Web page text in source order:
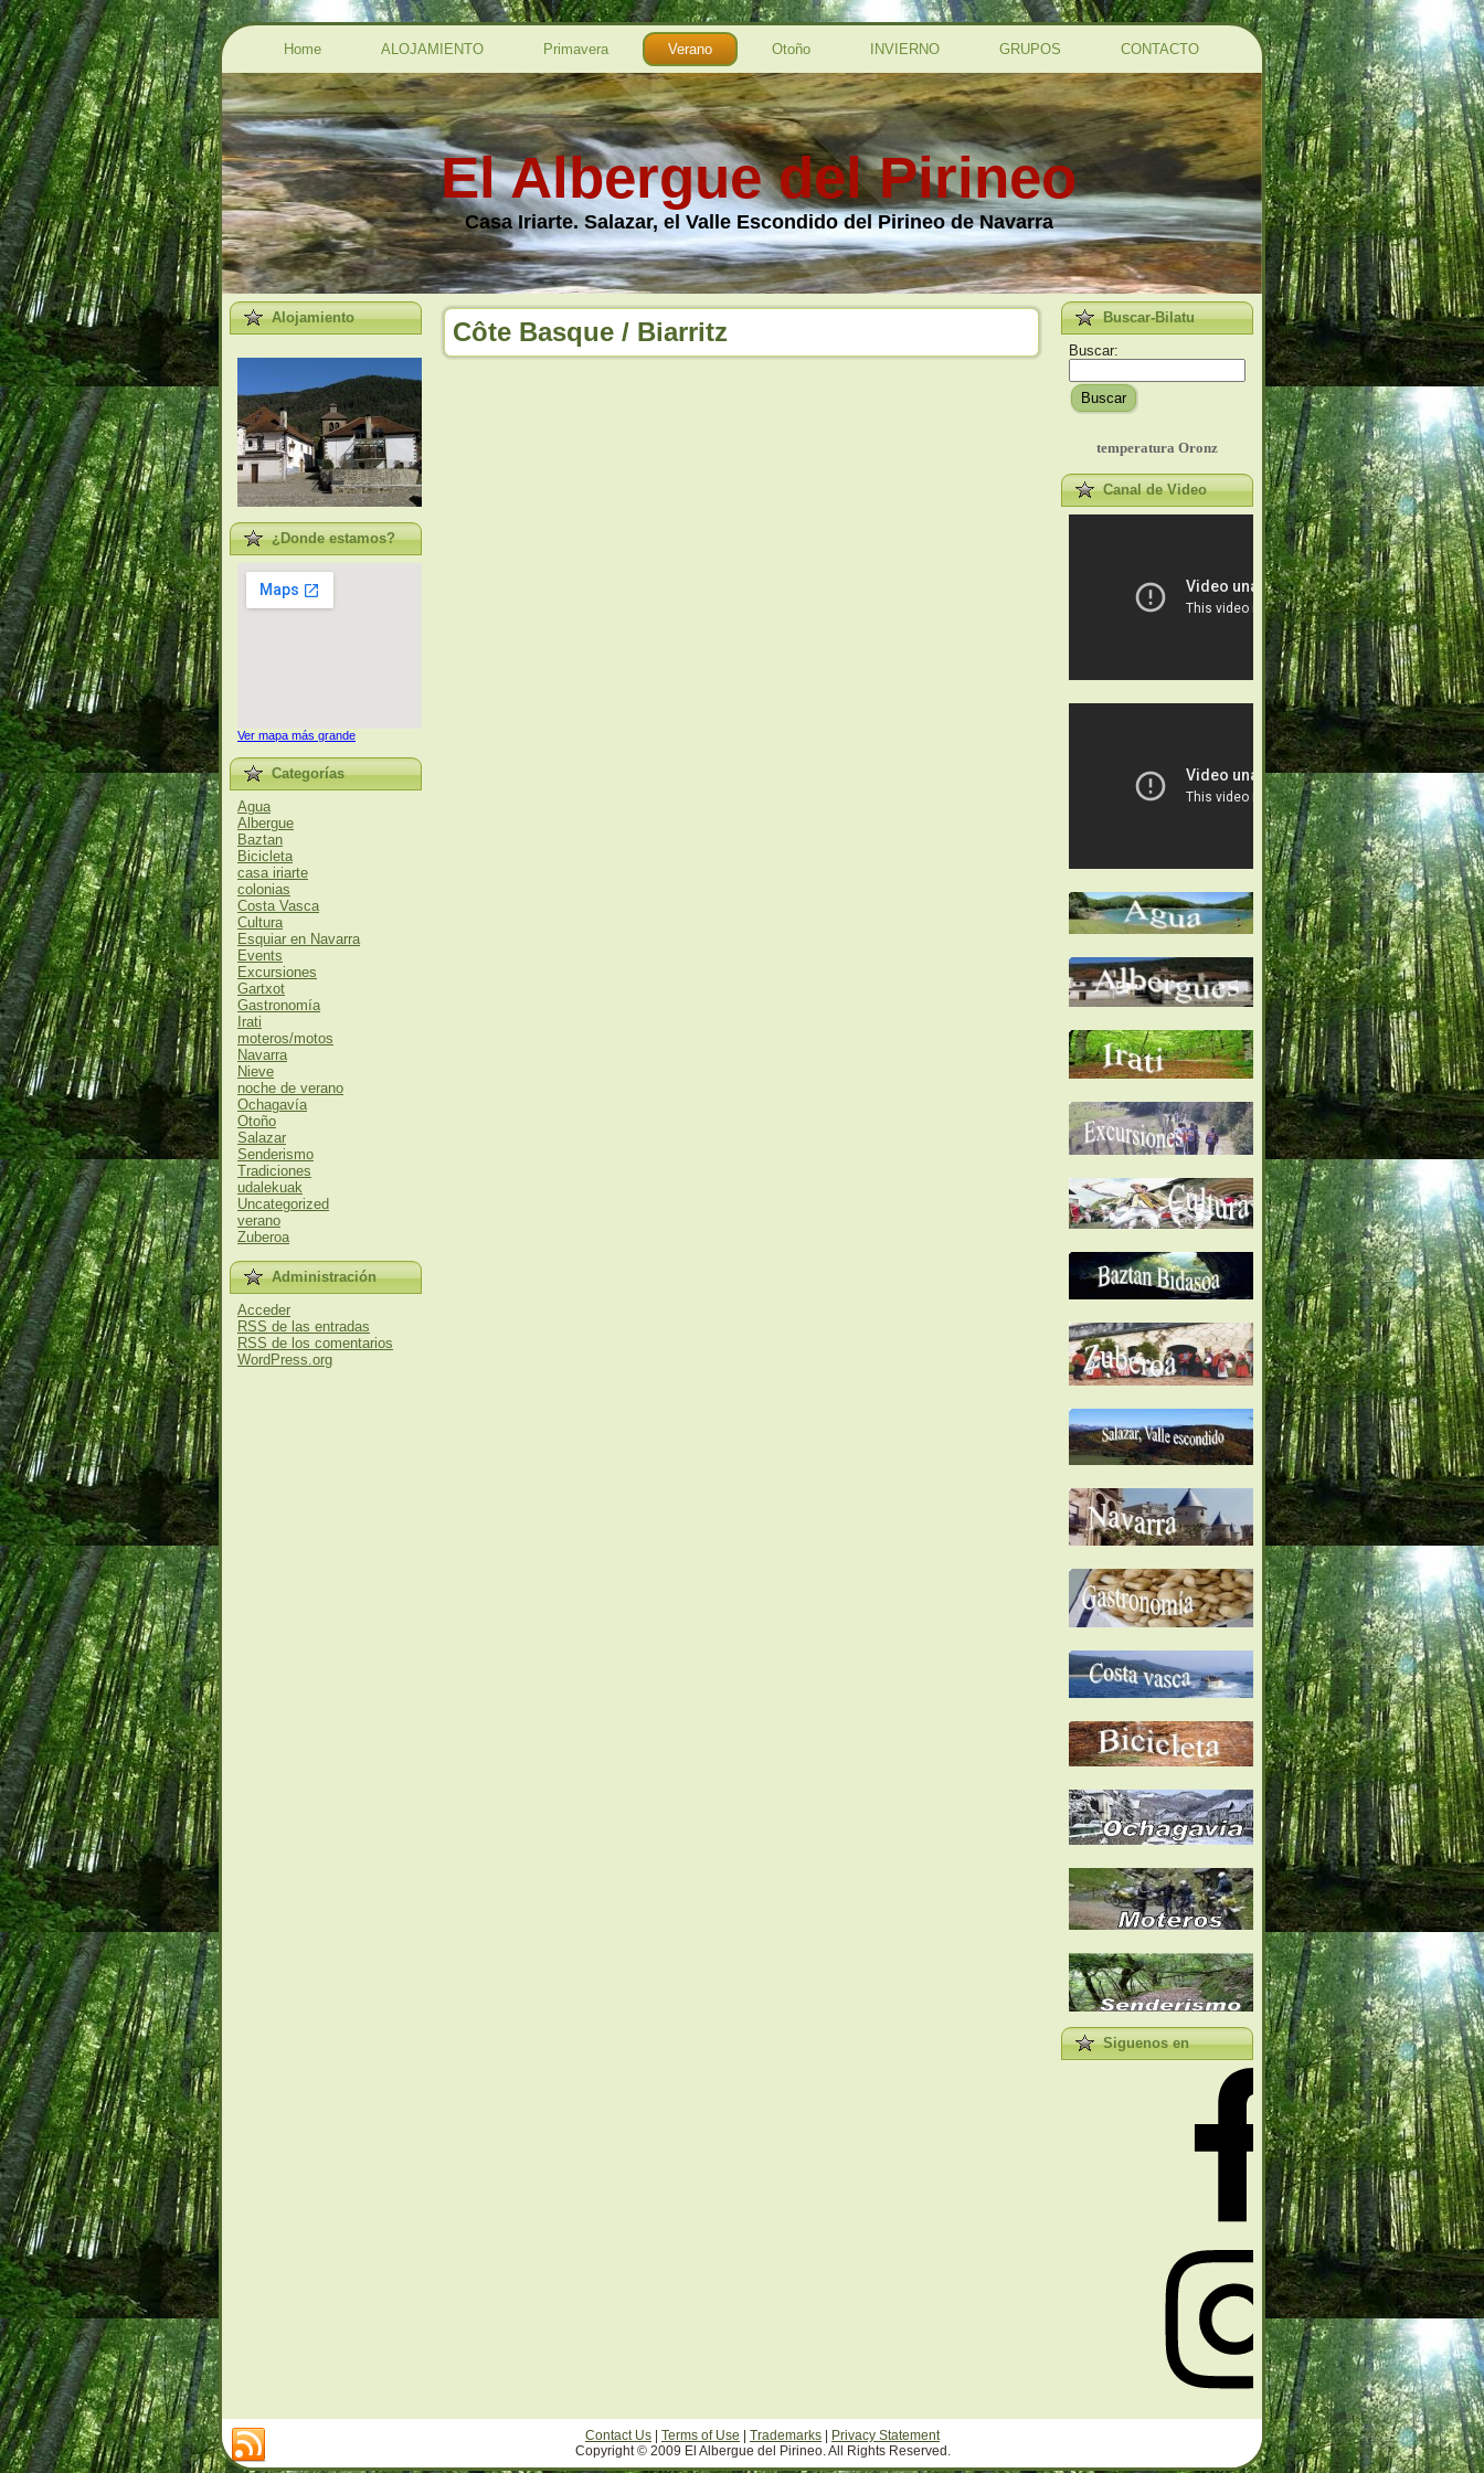
Home ALOJAMIENTO Primavera Verano Otoño INVIERNO GRUPOS CONTACTO
El Albergue del Pirineo
Casa Iriarte. Salazar, el Valle Escondido del Pirineo de Navarra
Alojamiento
¿Donde estamos?
Ver mapa más grande
Categorías
Agua
Albergue
Baztan
Bicicleta
casa iriarte
colonias
Costa Vasca
Cultura
Esquiar en Navarra
Events
Excursiones
Gartxot
Gastronomía
Irati
moteros/motos
Navarra
Nieve
noche de verano
Ochagavía
Otoño
Salazar
Senderismo
Tradiciones
udalekuak
Uncategorized
verano
Zuberoa
Administración
Acceder
RSS de las entradas
RSS de los comentarios
WordPress.org
Côte Basque / Biarritz
Buscar-Bilatu
Buscar:
Buscar
temperatura Oronz
Canal de Video
Siguenos en
Contact Us Terms of Use Trademarks
Privacy Statement
Copyright © 2009 El Albergue del Pirineo. All Rights Reserved.